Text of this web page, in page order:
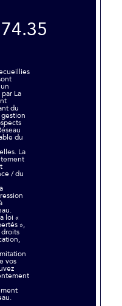
La
du
du
La
/ du
loi «
»,
droits
vos